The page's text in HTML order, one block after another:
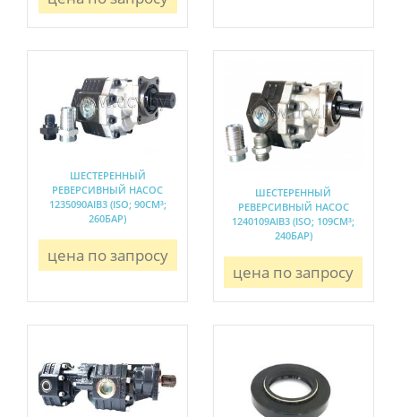
ШЕСТЕРЕННЫЙ
РЕВЕРСИВНЫЙ НАСОС
1235090AIB3 (ISO; 90СМ³;
260БАР)
цена по запросу
ШЕСТЕРЕННЫЙ
РЕВЕРСИВНЫЙ НАСОС
1240109AIB3 (ISO; 109СМ³;
240БАР)
цена по запросу